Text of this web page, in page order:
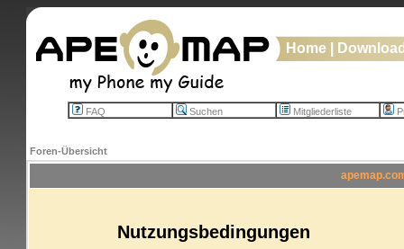
Home
FAQ Suchen Mitgliederliste
Foren-Übersicht
Nutzungsbedingungen